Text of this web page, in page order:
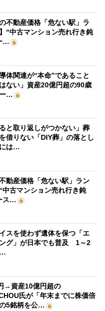
の不動産価格「危ない駅」ラ
“中古マンション売れ行き鈍
…
体関連が“本命”であること
ない」資産20億円超の90歳
…
ると取り返しがつかない」葬
借りない「DIY葬」の落とし
は…
不動産価格「危ない駅」ラン
中古マンション売れ行き鈍
ス…
スを使わず遺体を保つ「エ
グ」が日本でも普及 1～2
…
→資産10億円超の
氏が「年末までに株価倍
5銘柄を公…